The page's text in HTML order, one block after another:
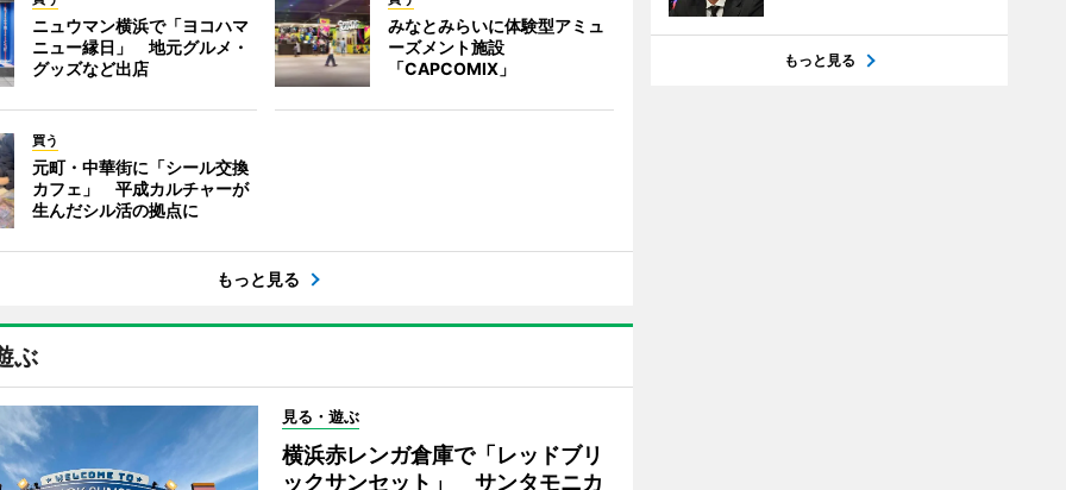
ニュウマン横浜で「ヨコハマ
ニュー縁日」 地元グルメ・
グッズなど出店
みなとみらいに体験型アミュ
ーズメント施設
「CAPCOMIX」
買う
元町・中華街に「シール交換
カフェ」 平成カルチャーが
生んだシル活の拠点に
もっと見る
ぶ
見る・遊ぶ
横浜赤レンガ倉庫で「レッドブリ
ックサンセット」 サンタモニカ
もっと見る